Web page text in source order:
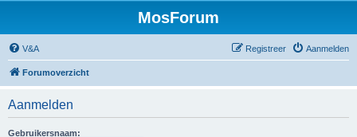
MosForum
V&A Aanmelden
Registreer
Forumoverzicht
Aanmelden
Gebruikersnaam: